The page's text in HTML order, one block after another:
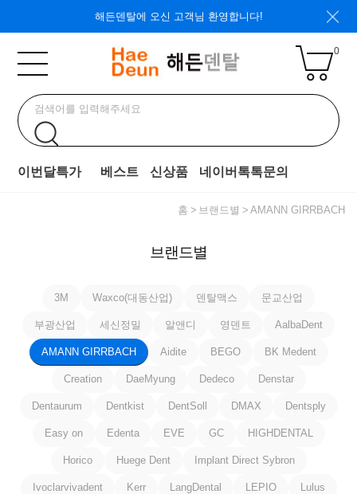
해든덴탈에 오신 고객님 환영합니다!
0
이번달특가 베스트 신상품 네이버톡톡문의
홈 브랜드별 AMANN GIRRBACH
브랜드별
3M Waxco(대동산업) 덴탈맥스 문교산업
부광산업 세신정밀 알앤디 영덴트 AalbaDent
AMANN GIRRBACH Aidite BEGO BK Medent
Creation DaeMyung Dedeco Denstar
Dentaurum Dentkist DentSoll DMAX Dentsply
Easy on Edenta EVE GC HIGHDENTAL
Horico Huege Dent Implant Direct Sybron
Ivoclarvivadent Kerr LangDental LEPIO Lulus